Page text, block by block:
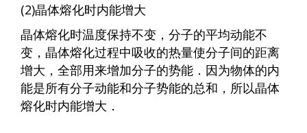
(2)晶体熔化时内能增大
晶体熔化时温度保持不变，分子的平均动能不
变，晶体熔化过程中吸收的热量使分子间的距离
增大，全部用来增加分子的势能．因为物体的内
能是所有分子动能和分子势能的总和，所以晶体
熔化时内能增大．